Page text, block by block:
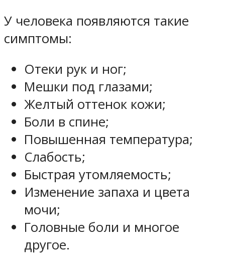
У человека появляются такие
симптомы:
Отеки рук и ног;
Мешки под глазами;
Желтый оттенок кожи;
Боли в спине;
Повышенная температура;
Слабость;
Быстрая утомляемость;
Изменение запаха и цвета
мочи;
Головные боли и многое
другое.